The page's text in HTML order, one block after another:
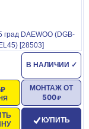
град DAEWOO (DGB-
[28503]
В НАЛИЧИИ ✓
МОНТАЖ ОТ
500
КУПИТЬ